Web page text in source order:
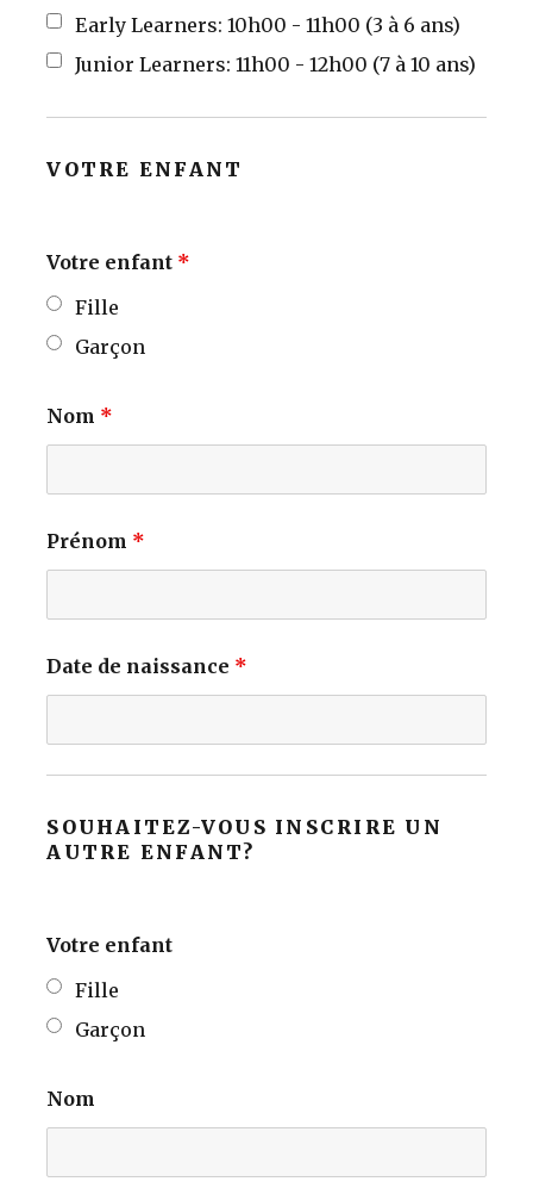
Early Learners: 10h00 - 11h00 (3 à 6 ans)
Junior Learners: 11h00 - 12h00 (7 à 10 ans)
VOTRE ENFANT
Votre enfant *
Fille
Garçon
Nom *
Prénom *
Date de naissance *
SOUHAITEZ-VOUS INSCRIRE UN
AUTRE ENFANT?
Votre enfant
Fille
Garçon
Nom